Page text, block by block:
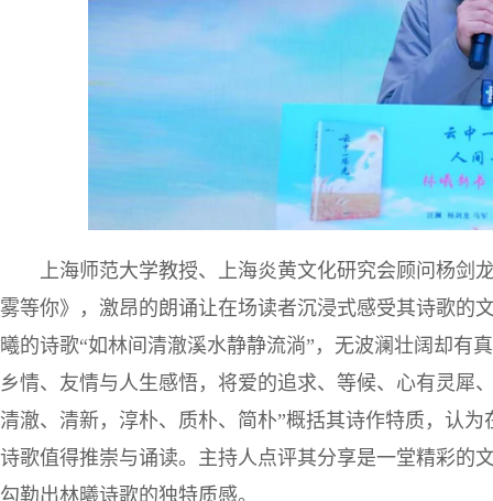
上海师范大学教授、上海炎黄文化研究会顾问杨剑
雾等你》，激昂的朗诵让在场读者沉浸式感受其诗歌的
曦的诗歌“如林间清澈溪水静静流淌”，无波澜壮阔却有
乡情、友情与人生感悟，将爱的追求、等候、心有灵犀
清澈、清新，淳朴、质朴、简朴”概括其诗作特质，认
诗歌值得推崇与诵读。主持人点评其分享是一堂精彩的
勾勒出林曦诗歌的独特质感。